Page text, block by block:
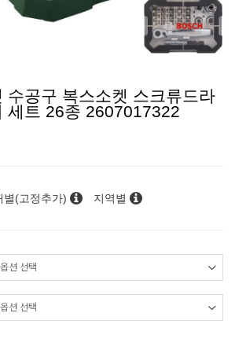
수공구 복스소켓 스크류드라
세트 26종 2607017322
별(고정추가) 지역별